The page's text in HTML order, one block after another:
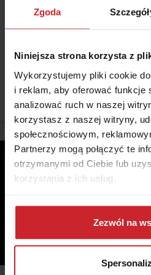
Zgoda
Niniejsza strona korzysta z
Wykorzystujemy pliki cookie
i reklam, aby oferować funkcje
analizować ruch w naszej
korzystasz z naszej witryny,
społecznościowym,
Partnerzy mogą połączyć te
otrzymanymi od Ciebie lub
korzystania z ich usług.
Dowiedz się więcej na temat
można się z nami
przetwarzamy dane osobowe
Zezwól na
2014.10.10
Co to za miejsce? Można tam kupić
altankę, artykuły gospodarstwa
dzieci i kobiet w ciąży. Tendencja do
handlowych, w których można kupić
pierwszej potrzeby, przez sprzęty
Czytaj więcej